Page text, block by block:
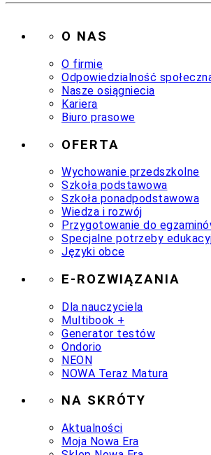
O NAS
O firmie
Odpowiedzialność
Nasze osiągniecia
Kariera
Biuro prasowe
OFERTA
Wychowanie przedszkolne
Szkoła podstawowa
Szkoła ponadpodstawowa
Wiedza i rozwój
Przygotowanie do
Specjalne potrzeby
Języki obce
E-ROZWIĄZANIA
Dla nauczyciela
Multibook +
Generator testów
Ondorio
NEON
NOWA Teraz Matura
NA SKRÓTY
Aktualności
Moja Nowa Era